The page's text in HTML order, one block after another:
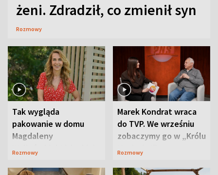
żeni. Zdradził, co zmienił syn
Rozmowy
Tak wygląda
pakowanie w domu
Magdaleny
Waligórskiej-Lisieckiej.
Rozmowy
Marek Kondrat wraca
do TVP. We wrześniu
zobaczymy go w „Królu
Maciusiu I”
Rozmowy